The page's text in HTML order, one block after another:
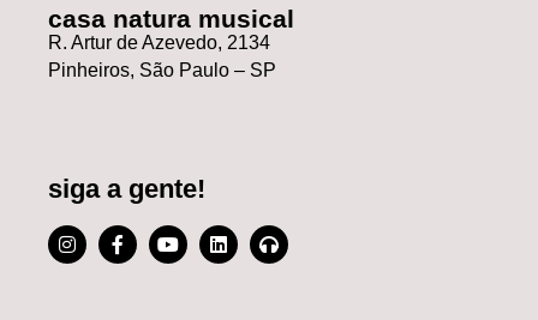
casa natura musical
R. Artur de Azevedo, 2134
Pinheiros, São Paulo – SP
siga a gente!